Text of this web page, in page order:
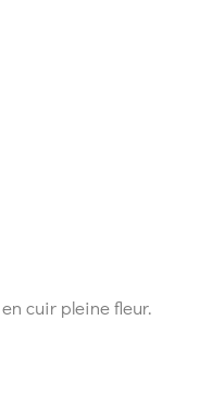
cuir pleine fleur.